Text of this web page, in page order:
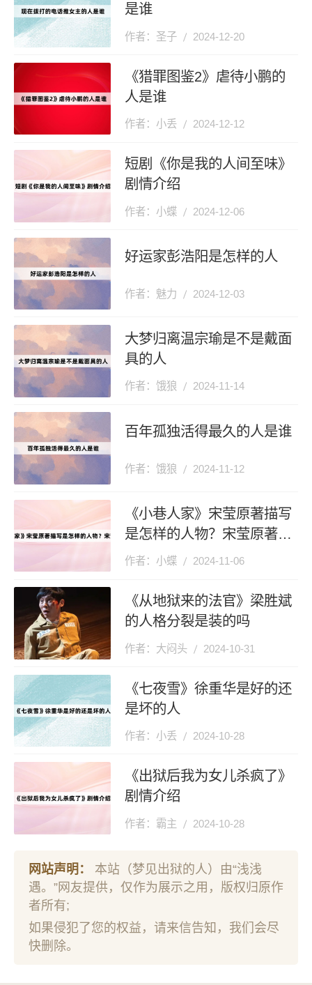
是谁
作者：圣子 2024-12-20
《猎罪图鉴2》虐待小鹏的
人是谁
作者：小丢 2024-12-12
短剧《你是我的人间至味》
剧情介绍
作者：小蝶 2024-12-06
好运家彭浩阳是怎样的人
作者：魅力 2024-12-03
大梦归离温宗瑜是不是戴面
具的人
作者：饿狼 2024-11-14
百年孤独活得最久的人是谁
作者：饿狼 2024-11-12
《小巷人家》宋莹原著描写
是怎样的人物？宋莹原著人
设介绍
作者：小蝶 2024-11-06
《从地狱来的法官》梁胜斌
的人格分裂是装的吗
作者：大闷头 2024-10-31
《七夜雪》徐重华是好的还
是坏的人
作者：小丢 2024-10-28
《出狱后我为女儿杀疯了》
剧情介绍
作者：霸主 2024-10-28
网站声明：
本站（梦见出狱的人）由“浅浅
遇。”网友提供，仅作为展示之用，版权归原作
者所有;
如果侵犯了您的权益，请来信告知，我们会尽
快删除。